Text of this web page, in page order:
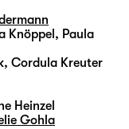
Knöppel, Paula
Cordula Kreuter
Heinzel
Gohla